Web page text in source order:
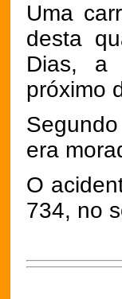
Uma
desta
Dias, a
próximo
era
O
734, no